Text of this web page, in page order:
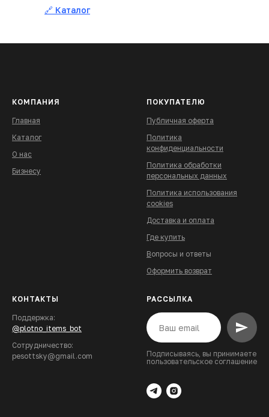
🔗 Каталог
КОМПАНИЯ
Главная
Каталог
О нас
Бизнесу
ПОКУПАТЕЛЮ
Публичная оферта
Политика
конфиденциальности
Политика обработки
персональных данных
Политика использования
cookies
Доставка и оплата
Где купить
Вопросы и ответы
Оформить возврат
КОНТАКТЫ
Поддержка:
@plotno_items_bot
Сотрудничество:
pesottsky@gmail.com
РАССЫЛКА
Подписываясь, вы принимаете
пользовательское соглашение